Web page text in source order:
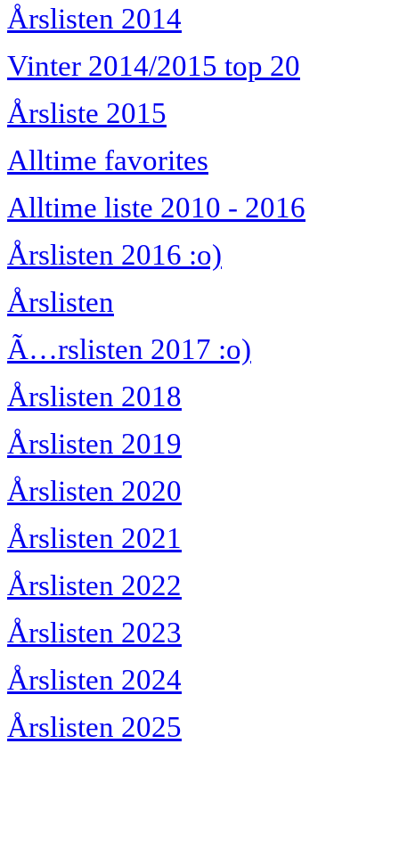
Årslisten 2014
Vinter 2014/2015 top 20
Årsliste 2015
Alltime favorites
Alltime liste 2010 - 2016
Årslisten 2016 :o)
Årslisten
Ã…rslisten 2017 :o)
Årslisten 2018
Årslisten 2019
Årslisten 2020
Årslisten 2021
Årslisten 2022
Årslisten 2023
Årslisten 2024
Årslisten 2025